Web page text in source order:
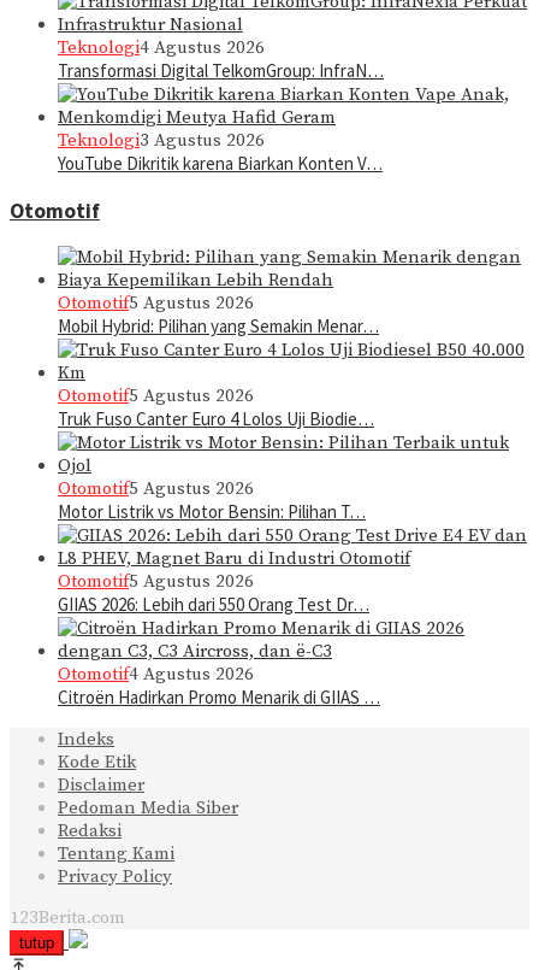
Teknologi4 Agustus 2026
Transformasi Digital TelkomGroup: InfraN…
Teknologi3 Agustus 2026
YouTube Dikritik karena Biarkan Konten V…
Otomotif
Otomotif5 Agustus 2026
Mobil Hybrid: Pilihan yang Semakin Menar…
Otomotif5 Agustus 2026
Truk Fuso Canter Euro 4 Lolos Uji Biodie…
Otomotif5 Agustus 2026
Motor Listrik vs Motor Bensin: Pilihan T…
Otomotif5 Agustus 2026
GIIAS 2026: Lebih dari 550 Orang Test Dr…
Otomotif4 Agustus 2026
Citroën Hadirkan Promo Menarik di GIIAS …
Indeks
Kode Etik
Disclaimer
Pedoman Media Siber
Redaksi
Tentang Kami
Privacy Policy
123Berita.com
tutup